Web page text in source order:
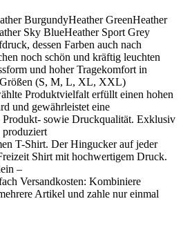
BurgundyHeather GreenHeather
Sky BlueHeather Sport Grey
dessen Farben auch nach
noch schön und kräftig leuchten
und hoher Tragekomfort in
Größen (S, M, L, XL, XXL)
Produktvielfalt erfüllt einen hohen
und gewährleistet eine
Produkt- sowie Druckqualität. Exklusiv
produziert
T-Shirt. Der Hingucker auf jeder
Shirt mit hochwertigem Druck.
–
Versandkosten: Kombiniere
Artikel und zahle nur einmal